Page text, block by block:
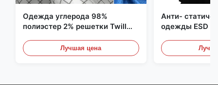
Одежда углерода 98%
полиэстер 2% решетки Twill
Лучшая цена
Анти-
одежды ESD